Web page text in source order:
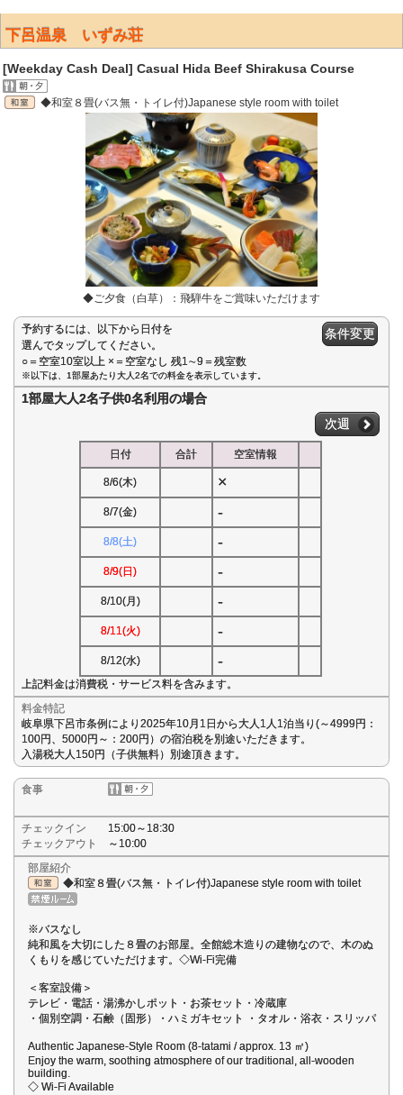
下呂温泉 いずみ荘
[Weekday Cash Deal] Casual Hida Beef Shirakusa Course
◆和室８畳(バス無・トイレ付)Japanese style room with toilet
◆ご夕食（白草）：飛騨牛をご賞味いただけます
予約するには、以下から日付を
選んでタップしてください。
○＝空室10室以上 ×＝空室なし 残1∼9＝残室数
条件変更
※以下は、1部屋あたり大人2名での料金を表示しています。
1部屋大人2名子供0名利用の場合
次週
日付 合計 空室情報
8/6(木) ×
8/7(金) -
8/8(土) -
8/9(日) -
8/10(月) -
8/11(火) -
8/12(水) -
上記料金は消費税・サービス料を含みます。
料金特記
岐阜県下呂市条例により2025年10月1日から大人1人1泊当り(～4999円：
100円、5000円～：200円）の宿泊税を別途いただきます。
入湯税大人150円（子供無料）別途頂きます。
食事
チェックイン
15:00～18:30
チェックアウト
～10:00
部屋紹介
◆和室８畳(バス無・トイレ付)Japanese style room with toilet
※バスなし
純和風を大切にした８畳のお部屋。全館総木造りの建物なので、木のぬ
くもりを感じていただけます。◇Wi-Fi完備
＜客室設備＞
テレビ・電話・湯沸かしポット・お茶セット・冷蔵庫
・個別空調・石鹸（固形）・ハミガキセット ・タオル・浴衣・スリッパ
Authentic Japanese-Style Room (8-tatami / approx. 13 ㎡)
Enjoy the warm, soothing atmosphere of our traditional, all-wooden
building.
◇ Wi-Fi Available